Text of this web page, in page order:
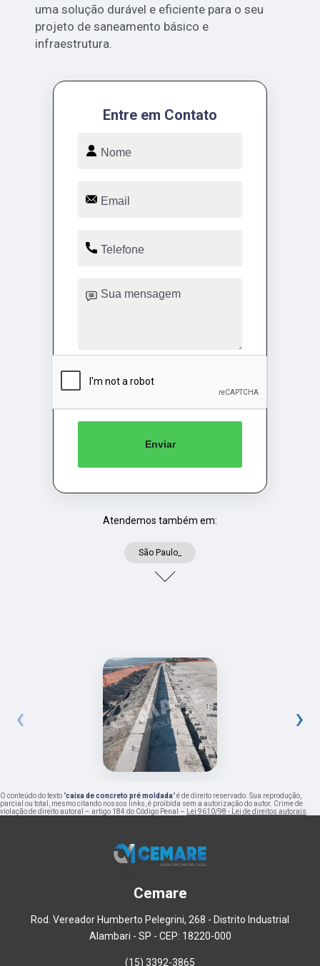
uma solução durável e eficiente para o seu
projeto de saneamento básico e
infraestrutura.
Entre em Contato
Enviar
Atendemos também em:
São Paulo_
‹ ›
O conteúdo do texto "caixa de concreto pré moldada" é de direito reservado. Sua reprodução,
parcial ou total, mesmo citando nossos links, é proibida sem a autorização do autor. Crime de
violação de direito autoral – artigo 184 do Código Penal –
Lei 9610/98 - Lei de direitos autorais
Cemare
Rod. Vereador Humberto Pelegrini, 268 - Distrito Industrial
Alambari - SP - CEP: 18220-000
(15) 3392-3865